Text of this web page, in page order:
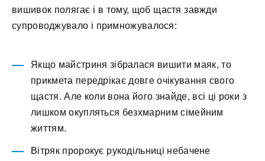
вишивок полягає і в тому, щоб щастя завжди
супроводжувало і примножувалося:
Якщо майстриня зібралася вишити маяк, то
прикмета передрікає довге очікування свого
щастя. Але коли вона його знайде, всі ці роки з
лишком окупляться безхмарним сімейним
життям.
Вітряк пророкує рукодільниці небачене